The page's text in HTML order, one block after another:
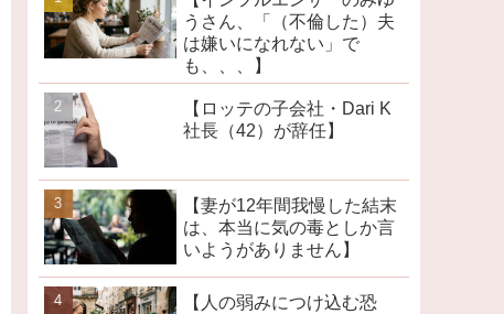
うさん、「（不倫した）夫
は嫌いになれない」で
も、、、】
【ロッテの子会社・Dari K
社長（42）が辞任】
【妻が12年間我慢した結末
は、本当に気の毒としか言
いようがありません】
【人の弱みにつけ込む恐